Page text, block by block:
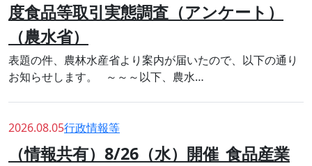
度食品等取引実態調査（アンケート）
（農水省）
表題の件、農林水産省より案内が届いたので、以下の通り
お知らせします。 ～～～以下、農水…
2026.08.05行政情報等
（情報共有）8/26（水）開催_食品産業